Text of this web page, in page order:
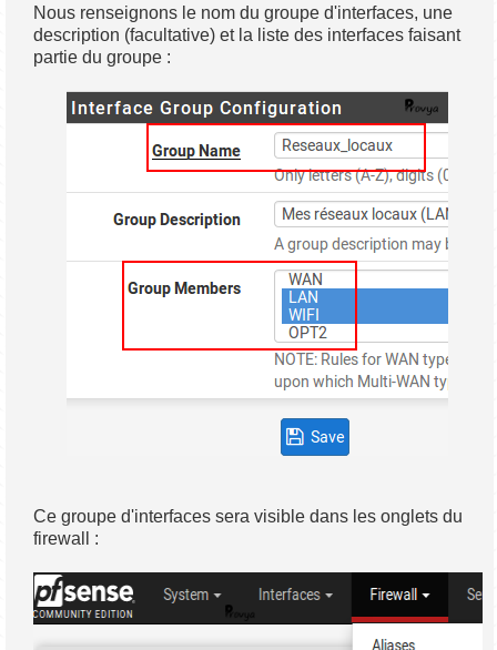
Nous renseignons le nom du groupe d'interfaces, une
description (facultative) et la liste des interfaces faisant
partie du groupe :
Ce groupe d'interfaces sera visible dans les onglets du
firewall :